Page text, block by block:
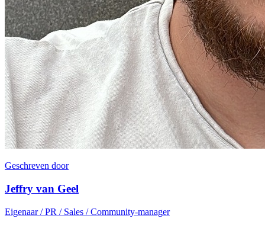
Geschreven door
Jeffry van Geel
Eigenaar / PR / Sales / Community-manager